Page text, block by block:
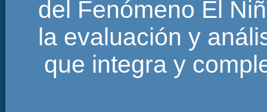
del Fenómeno El
la evaluación y
que integra y